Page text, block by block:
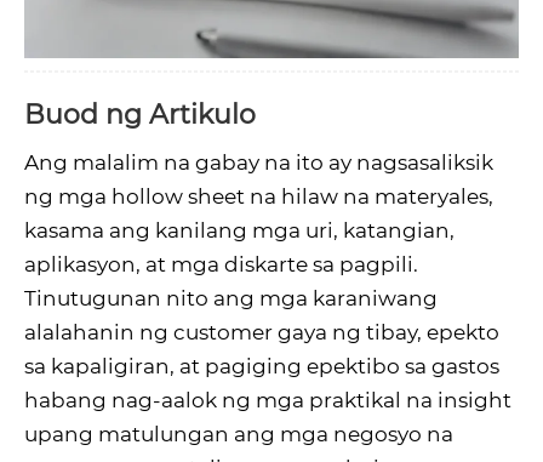
Buod ng Artikulo
Ang malalim na gabay na ito ay nagsasaliksik
ng mga hollow sheet na hilaw na materyales,
kasama ang kanilang mga uri, katangian,
aplikasyon, at mga diskarte sa pagpili.
Tinutugunan nito ang mga karaniwang
alalahanin ng customer gaya ng tibay, epekto
sa kapaligiran, at pagiging epektibo sa gastos
habang nag-aalok ng mga praktikal na insight
upang matulungan ang mga negosyo na